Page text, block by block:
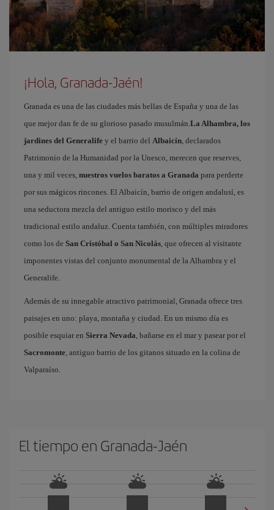
¡Hola, Granada-Jaén!
Granada es una de las ciudades más bellas de España y una de las
que mejor dan fe de su glorioso pasado musulmán.La Alhambra, los
jardines del Generalife y el barrio del Albaicín, declarados
Patrimonio de la Humanidad por la Unesco, merecen que reserves,
una y mil veces, nuestros vuelos baratos a Granada para perderte
por sus mágicos rincones. El Albaicín, barrio de origen andalusí, es
una seductora mezcla del antiguo estilo morisco y del más
tradicional estilo andaluz. Cuenta también, con múltiples miradores
como los de San Cristóbal o San Nicolás, que ofrecen al visitante
imponentes vistas del conjunto monumental de la Alhambra y el
Generalife.
Además de su innegable atractivo patrimonial, Granada ofrece tres
paisajes en uno: playa, montaña y ciudad. En un mismo día es
posible esquiar en Sierra Nevada, bañarse en el mar y pasear por el
Sacromonte, antiguo barrio de los gitanos situado en la colina de
Valparaíso.
El tiempo en Granada-Jaén